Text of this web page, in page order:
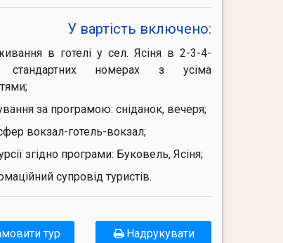
У вартість включено:
в готелі у сел. Ясіня в 2-3-4-
стандартних номерах з усіма
за програмою: сніданок, вечеря;
вокзал-готель-вокзал;
згідно програми: Буковель, Ясіня;
супровід туристів.
тур Надрукувати